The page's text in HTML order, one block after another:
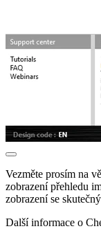
Vezměte prosím na
zobrazení přehledu
zobrazení se
Další informace o